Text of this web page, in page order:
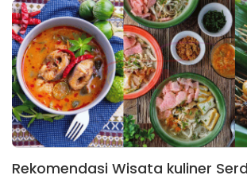
Rekomendasi Wisata kuliner